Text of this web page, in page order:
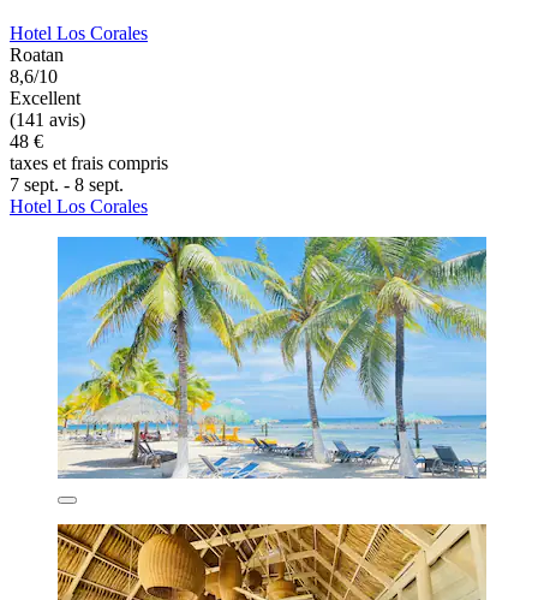
Hotel Los Corales
Roatan
8,6/10
Excellent
(141 avis)
48 €
taxes et frais compris
7 sept. - 8 sept.
Hotel Los Corales